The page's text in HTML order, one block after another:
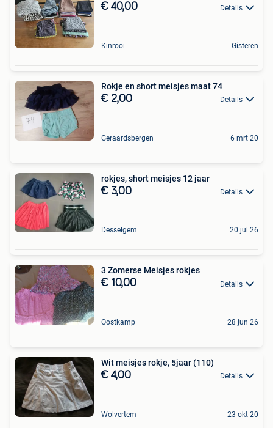
€ 40,00 Details
Kinrooi Gisteren
Rokje en short meisjes maat 74
€ 2,00 Details
Geraardsbergen 6 mrt 20
rokjes, short meisjes 12 jaar
€ 3,00 Details
Desselgem 20 jul 26
3 Zomerse Meisjes rokjes
€ 10,00 Details
Oostkamp 28 jun 26
Wit meisjes rokje, 5jaar (110)
€ 4,00 Details
Wolvertem 23 okt 20